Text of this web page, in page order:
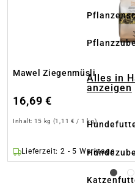
Alles in
anzeigen
Mawel Ziegenmüsli
16,69 €
Inhalt: 15 kg (1,11 € / 1 kg)
Lieferzeit: 2 - 5 Werktage